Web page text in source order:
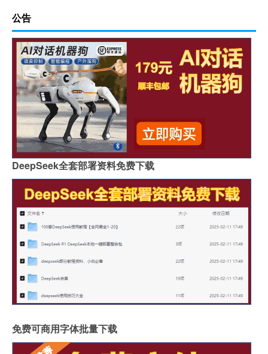
公告
DeepSeek全套部署资料免费下载
免费可商用字体批量下载